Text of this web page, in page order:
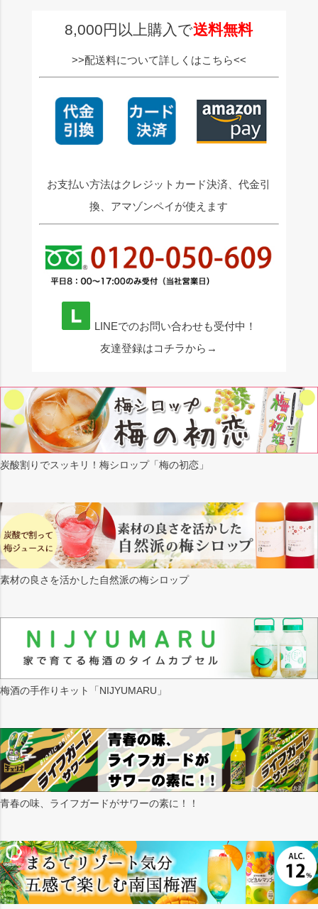
8,000円以上購入で送料無料
>>配送料について詳しくはこちら<<
お支払い方法はクレジットカード決済、代金引
換、アマゾンペイが使えます
LINEでのお問い合わせも受付中！
友達登録はコチラから→
炭酸割りでスッキリ！梅シロップ「梅の初恋」
素材の良さを活かした自然派の梅シロップ
梅酒の手作りキット「NIJYUMARU」
青春の味、ライフガードがサワーの素に！！